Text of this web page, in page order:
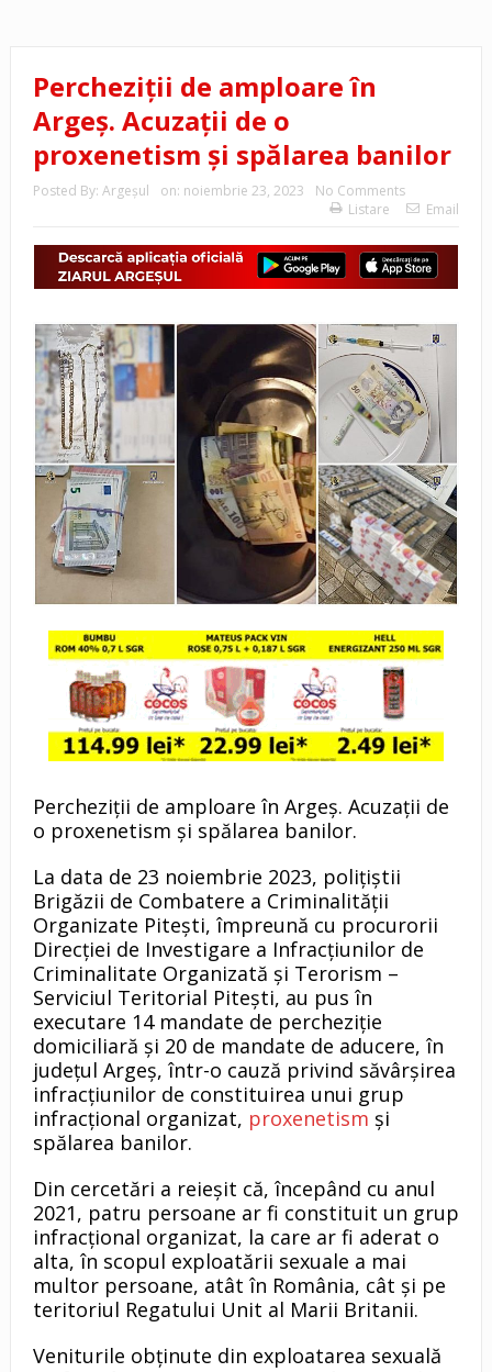
Percheziții de amploare în
Argeș. Acuzații de o
proxenetism și spălarea banilor
Posted By: Argeşul on: noiembrie 23, 2023
No Comments
Listare
Email
Percheziții de amploare în Argeș. Acuzații de
o proxenetism și spălarea banilor.
La data de 23 noiembrie 2023, polițiștii
Brigăzii de Combatere a Criminalităţii
Organizate Pitești, împreună cu procurorii
Direcției de Investigare a Infracțiunilor de
Criminalitate Organizată și Terorism –
Serviciul Teritorial Pitești, au pus în
executare 14 mandate de percheziție
domiciliară și 20 de mandate de aducere, în
județul Argeș, într-o cauză privind săvârșirea
infracțiunilor de constituirea unui grup
infracțional organizat, proxenetism și
spălarea banilor.
Din cercetări a reieșit că, începând cu anul
2021, patru persoane ar fi constituit un grup
infracțional organizat, la care ar fi aderat o
alta, în scopul exploatării sexuale a mai
multor persoane, atât în România, cât și pe
teritoriul Regatului Unit al Marii Britanii.
Veniturile obținute din exploatarea sexuală